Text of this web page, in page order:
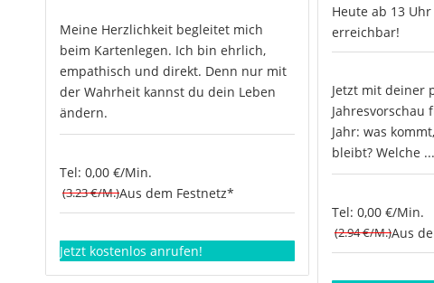
Meine Herzlichkeit begleitet mich
beim Kartenlegen. Ich bin ehrlich,
empathisch und direkt. Denn nur mit
der Wahrheit kannst du dein Leben
ändern.
Tel: 0,00 €/Min.
(3.23 €/M.)Aus dem Festnetz*
Jetzt kostenlos anrufen!
Heute ab 13
erreichbar!
Jetzt mit deiner
Jahresvorschau
Jahr: was
bleibt? Welche ...
Tel: 0,00 €/Min.
(2.94 €/M.)Aus